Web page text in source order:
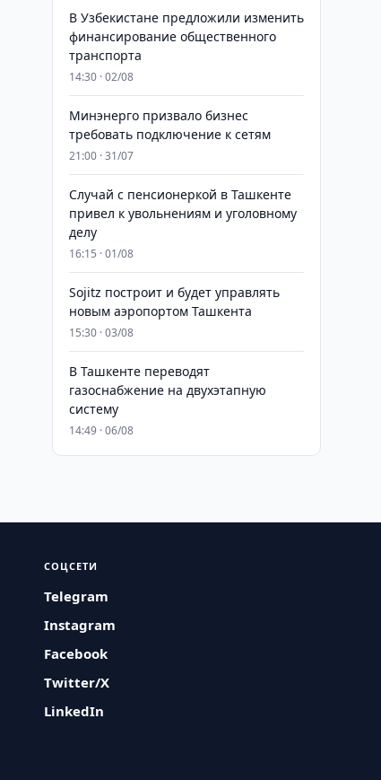
В Узбекистане предложили изменить
финансирование общественного
транспорта
14:30 · 02/08
Минэнерго призвало бизнес
требовать подключение к сетям
21:00 · 31/07
Случай с пенсионеркой в Ташкенте
привел к увольнениям и уголовному
делу
16:15 · 01/08
Sojitz построит и будет управлять
новым аэропортом Ташкента
15:30 · 03/08
В Ташкенте переводят
газоснабжение на двухэтапную
систему
14:49 · 06/08
СОЦСЕТИ
Telegram
Instagram
Facebook
Twitter/X
LinkedIn